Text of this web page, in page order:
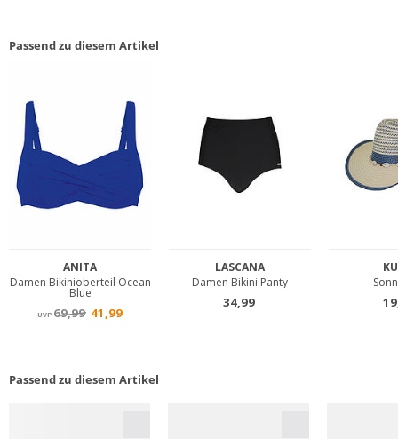
Passend zu diesem Artikel
Passend zu diesem Artikel